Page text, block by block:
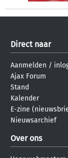
Direct naar
Aanmelden /
Ajax Forum
Stand
Kalender
E-zine
Nieuwsarchief
Over ons